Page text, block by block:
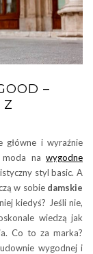
–
Z
główne i wyraźnie
moda na wygodne
styl basic. A
w sobie damskie
kiedyś? Jeśli nie,
wiedzą jak
Co to za marka?
wygodnej i